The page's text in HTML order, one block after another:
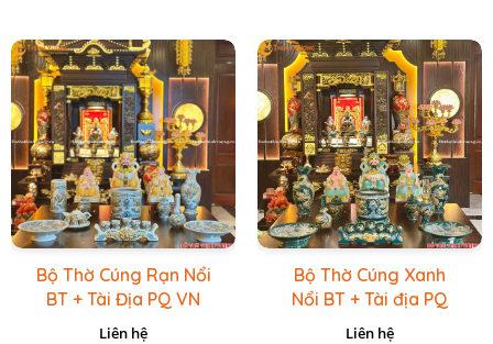
Bộ Thờ Cúng Rạn Nổi
BT + Tài Địa PQ VN
Vàng Caro
Liên hệ
Bộ Thờ Cúng Xanh
Nổi BT + Tài địa PQ
VN Xanh Lục
Liên hệ